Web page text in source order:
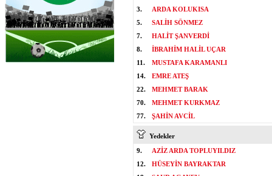
3.
ARDA KOLUKISA
5.
SALİH SÖNMEZ
7.
HALİT ŞANVERDİ
8.
İBRAHİM HALİL UÇAR
11.
MUSTAFA KARAMANLI
14.
EMRE ATEŞ
22.
MEHMET BARAK
70.
MEHMET KURKMAZ
77.
ŞAHİN AVCİL
Yedekler
9.
AZİZ ARDA TOPLUYILDIZ
12.
HÜSEYİN BAYRAKTAR